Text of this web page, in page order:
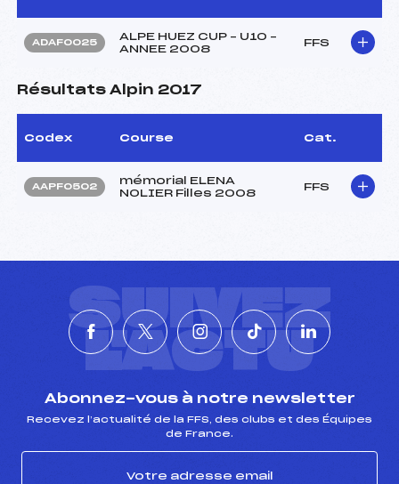
ADAF0025
ALPE HUEZ CUP – U10 –
ANNEE 2008
FFS
Résultats Alpin 2017
Codex Course Cat.
AAPF0502
mémorial ELENA
NOLIER Filles 2008
FFS
SUIVEZ
L'ACTU
Abonnez-vous à notre newsletter
Recevez l’actualité de la FFS, des clubs et des Équipes
de France.